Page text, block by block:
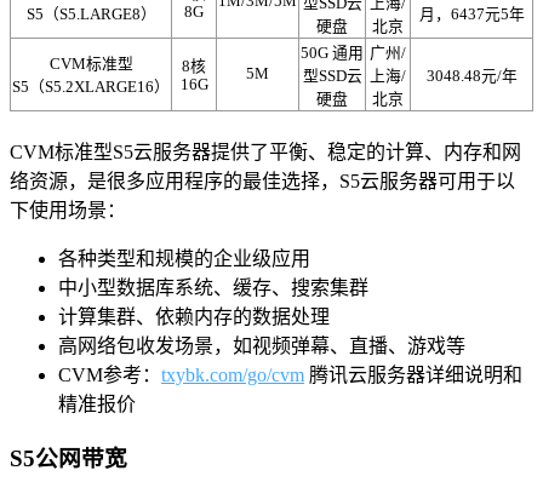
S5（S5.LARGE8）
8G
型SSD云
硬盘
上海/
北京
月，6437元5年
CVM标准型
S5（S5.2XLARGE16）
8核
16G
5M
50G 通用
型SSD云
硬盘
广州/
上海/
北京
3048.48元/年
CVM标准型S5云服务器提供了平衡、稳定的计算、内存和网
络资源，是很多应用程序的最佳选择，S5云服务器可用于以
下使用场景：
各种类型和规模的企业级应用
中小型数据库系统、缓存、搜索集群
计算集群、依赖内存的数据处理
高网络包收发场景，如视频弹幕、直播、游戏等
CVM参考： txybk.com/go/cvm 腾讯云服务器详细说明和
精准报价
S5公网带宽